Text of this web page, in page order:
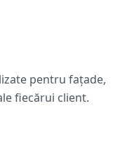
pentru fațade,
fiecărui client.